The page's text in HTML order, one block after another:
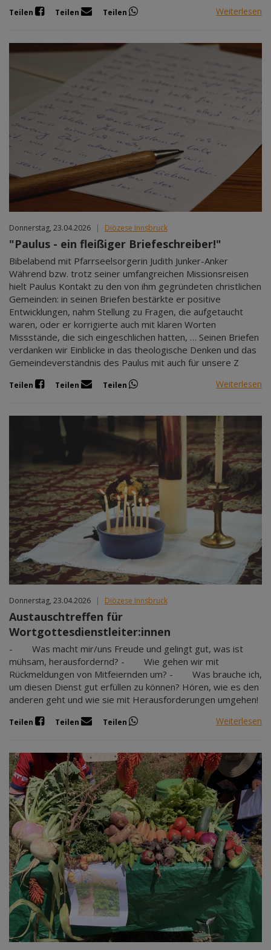
Teilen Teilen Teilen Weiterlesen
Donnerstag, 23.04.2026 | Diözese Innsbruck
"Paulus - ein fleißiger Briefeschreiber!"
Bibelabend mit Pfarrseelsorgerin Judith Junker-Anker
Während bzw. trotz seiner umfangreichen Missionsreisen
hielt Paulus Kontakt zu den von ihm gegründeten christlichen
Gemeinden: in seinen Briefen bestärkte er positive
Entwicklungen, nahm Stellung zu Fragen, die aufgetaucht
waren, oder er korrigierte auch mit klaren Worten
Missstände, die sich eingeschlichen hatten, … Seinen Briefen
verdanken wir Einblicke in das theologische Denken und das
Gemeindeverständnis des Paulus mit auch für unsere Z
Teilen Teilen Teilen Weiterlesen
Donnerstag, 23.04.2026 | Diözese Innsbruck
Austauschtreffen für
Wortgottesdienstleiter:innen
- Was macht mir/uns Freude und gelingt gut, was ist
mühsam, herausfordernd? - Wie gehen wir mit
Rückmeldungen von Mitfeiernden um? - Was brauche ich,
um diesen Dienst gut erfüllen zu können? Hören, wie es den
anderen geht und wie sie mit Herausforderungen umgehen!
Teilen Teilen Teilen Weiterlesen